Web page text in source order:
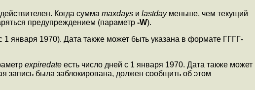
Когда сумма maxdays и lastdayменьше, чем текущий
предупреждением (параметр -W).
января 1970). Дата также может быть указана в формате ГГГГ-
expiredate есть число дней с 1 января 1970. Дата также может
запись была заблокирована, должен сообщить об этом